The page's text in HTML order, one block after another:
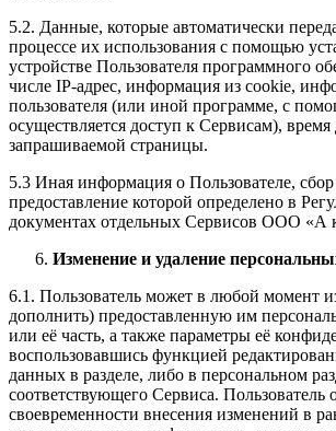
5.2. Данные, которые автоматически
процессе их использования с помощью
устройстве Пользователя программного
числе IP-адрес, информация из cookie,
пользователя (или иной программе, с
осуществляется доступ к Сервисам), время
запрашиваемой страницы.
5.3 Иная информация о Пользователе,
предоставление которой определено в
документах отдельных Сервисов ООО «А
Изменение и удаление
6.1. Пользователь может в любой момент
дополнить) предоставленную им
или её часть, а также параметры её
воспользовавшись функцией
данных в разделе, либо в персональном
соответствующего Сервиса. Пользователь
своевременности внесения изменений в